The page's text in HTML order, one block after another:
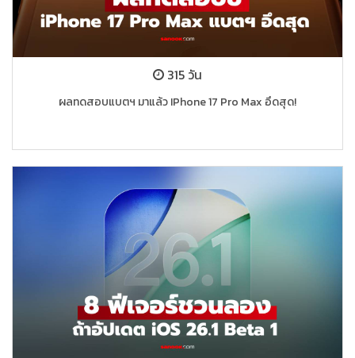
315 วัน
ผลทดสอบแบตฯ มาแล้ว IPhone 17 Pro Max อึดสุด!